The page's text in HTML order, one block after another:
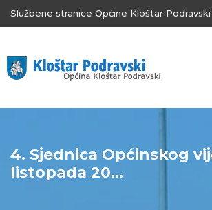
Službene stranice Općine Kloštar Podravski
4. Sjednica Općinskog
listopada 20...